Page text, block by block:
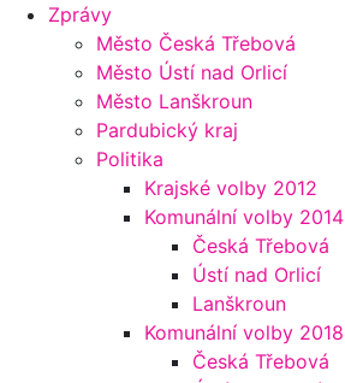
Zprávy
Město Česká Třebová
Město Ústí nad Orlicí
Město Lanškroun
Pardubický kraj
Politika
Krajské volby 2012
Komunální volby 2014
Česká Třebová
Ústí nad Orlicí
Lanškroun
Komunální volby 2018
Česká Třebová